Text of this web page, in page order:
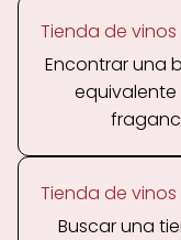
Tienda de
Encontrar una
equivalente
Tienda de vinos
Buscar una